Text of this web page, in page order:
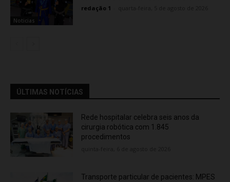
Noticias
redação 1
ÚLTIMAS NOTÍCIAS
Rede hospitalar celebra seis anos da
cirurgia robótica com 1.845
procedimentos
Transporte particular de pacientes: MPES